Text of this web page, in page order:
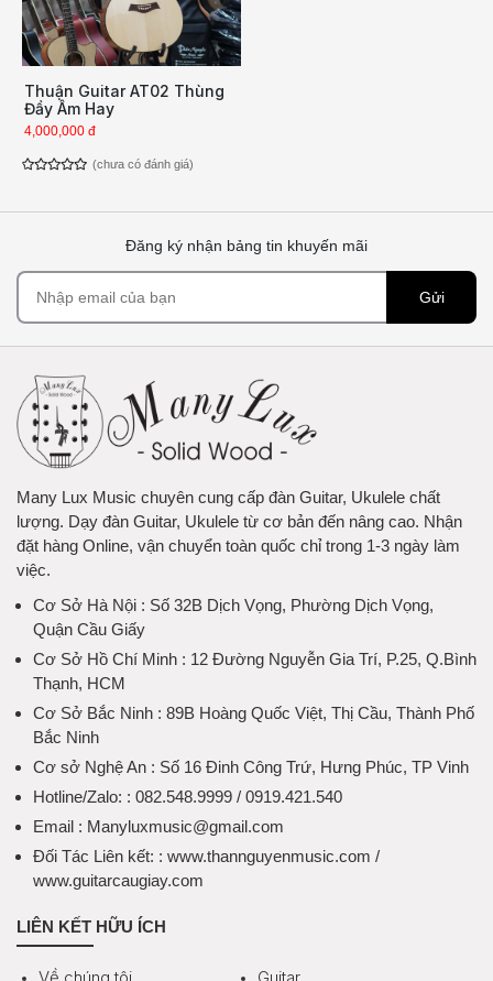
Thuận Guitar AT02 Thùng
Đầy Âm Hay
4,000,000 đ
(chưa có đánh giá)
Đăng ký nhận bảng tin khuyến mãi
Gửi
Many Lux Music chuyên cung cấp đàn Guitar, Ukulele chất
lượng. Dạy đàn Guitar, Ukulele từ cơ bản đến nâng cao. Nhận
đặt hàng Online, vận chuyển toàn quốc chỉ trong 1-3 ngày làm
việc.
Cơ Sở Hà Nội : Số 32B Dịch Vọng, Phường Dịch Vọng,
Quận Cầu Giấy
Cơ Sở Hồ Chí Minh : 12 Đường Nguyễn Gia Trí, P.25, Q.Bình
Thạnh, HCM
Cơ Sở Bắc Ninh : 89B Hoàng Quốc Việt, Thị Cầu, Thành Phố
Bắc Ninh
Cơ sở Nghệ An : Số 16 Đinh Công Trứ, Hưng Phúc, TP Vinh
Hotline/Zalo: : 082.548.9999 / 0919.421.540
Email : Manyluxmusic@gmail.com
Đối Tác Liên kết: : www.thannguyenmusic.com /
www.guitarcaugiay.com
LIÊN KẾT HỮU ÍCH
Về chúng tôi Guitar